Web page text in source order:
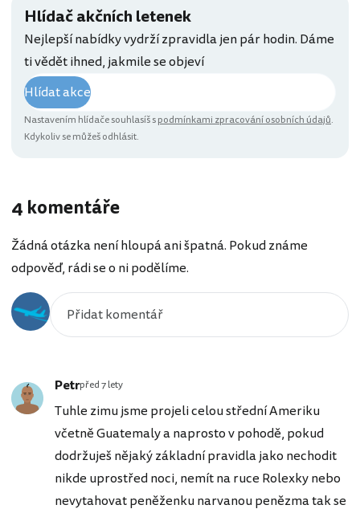
Hlídač akčních letenek
Nejlepší nabídky vydrží zpravidla jen pár hodin. Dáme
ti vědět ihned, jakmile se objeví
Hlídat akce
Nastavením hlídače souhlasíš spodmínkami zpracování osobních údajů.
Kdykoliv se můžeš odhlásit.
4 komentáře
Žádná otázka není hloupá ani špatná. Pokud známe
odpověď, rádi se o ni podělíme.
Petrpřed 7 lety
Tuhle zimu jsme projeli celou střední Ameriku
včetně Guatemaly a naprosto v pohodě, pokud
dodržuješ nějaký základní pravidla jako nechodit
nikde uprostřed noci, nemít na ruce Rolexky nebo
nevytahovat peněženku narvanou penězma tak se